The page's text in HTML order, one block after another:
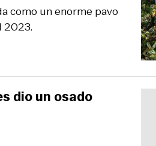
como un enorme pavo
2023.
dio un osado